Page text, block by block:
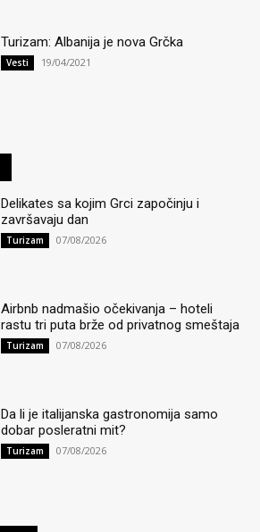
Turizam: Albanija je nova Grčka
Vesti 19/04/2021
Delikates sa kojim Grci započinju i
završavaju dan
Turizam 07/08/2026
Airbnb nadmašio očekivanja – hoteli
rastu tri puta brže od privatnog smeštaja
Turizam 07/08/2026
Da li je italijanska gastronomija samo
dobar posleratni mit?
Turizam 07/08/2026